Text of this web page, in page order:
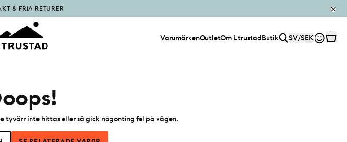
I OUTLET
VarumärkenOutletOm UtrustadButik SV/SEK
tyvärr inte hittas eller så gick någonting fel på vägen.